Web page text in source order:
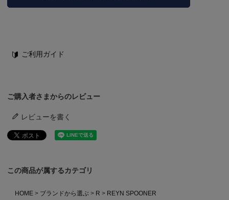
ご利用ガイド
ご購入者さまからのレビュー
レビューを書く
この商品が属するカテゴリ
HOME ブランドから選ぶ R
REYN SPOONER